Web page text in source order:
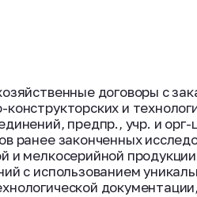
договоры с
и
предпр., учр. и орг-
ранее законченных
и мелкосерийной
с использованием